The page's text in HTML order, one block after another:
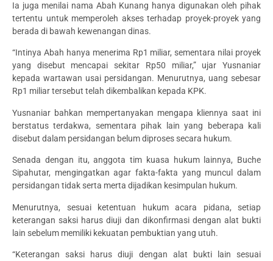
Ia juga menilai nama Abah Kunang hanya digunakan oleh pihak
tertentu untuk memperoleh akses terhadap proyek-proyek yang
berada di bawah kewenangan dinas.
“Intinya Abah hanya menerima Rp1 miliar, sementara nilai proyek
yang disebut mencapai sekitar Rp50 miliar,” ujar Yusnaniar
kepada wartawan usai persidangan. Menurutnya, uang sebesar
Rp1 miliar tersebut telah dikembalikan kepada KPK.
Yusnaniar bahkan mempertanyakan mengapa kliennya saat ini
berstatus terdakwa, sementara pihak lain yang beberapa kali
disebut dalam persidangan belum diproses secara hukum.
Senada dengan itu, anggota tim kuasa hukum lainnya, Buche
Sipahutar, mengingatkan agar fakta-fakta yang muncul dalam
persidangan tidak serta merta dijadikan kesimpulan hukum.
Menurutnya, sesuai ketentuan hukum acara pidana, setiap
keterangan saksi harus diuji dan dikonfirmasi dengan alat bukti
lain sebelum memiliki kekuatan pembuktian yang utuh.
“Keterangan saksi harus diuji dengan alat bukti lain sesuai